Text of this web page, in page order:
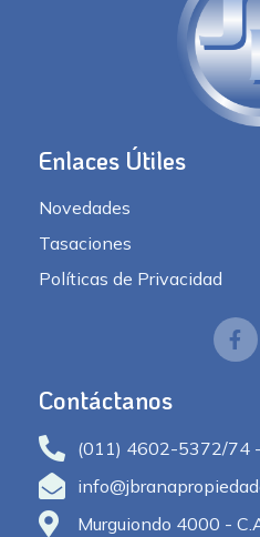
Enlaces Útiles
Novedades
Tasaciones
Políticas de Privacidad
Contáctanos
(011) 4602-5372/74
Murguiondo 4000 -